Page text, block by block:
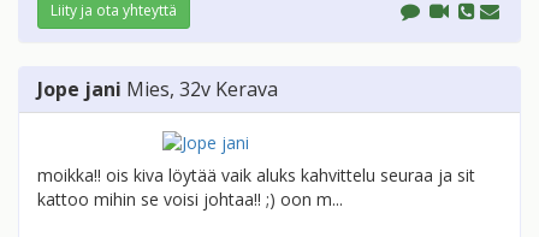
Liity ja ota yhteyttä
Jope jani Mies, 32v Kerava
moikka!! ois kiva löytää vaik aluks kahvittelu seuraa ja sit
kattoo mihin se voisi johtaa!! ;) oon m...